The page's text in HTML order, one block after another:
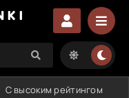
С высоким рейтингом